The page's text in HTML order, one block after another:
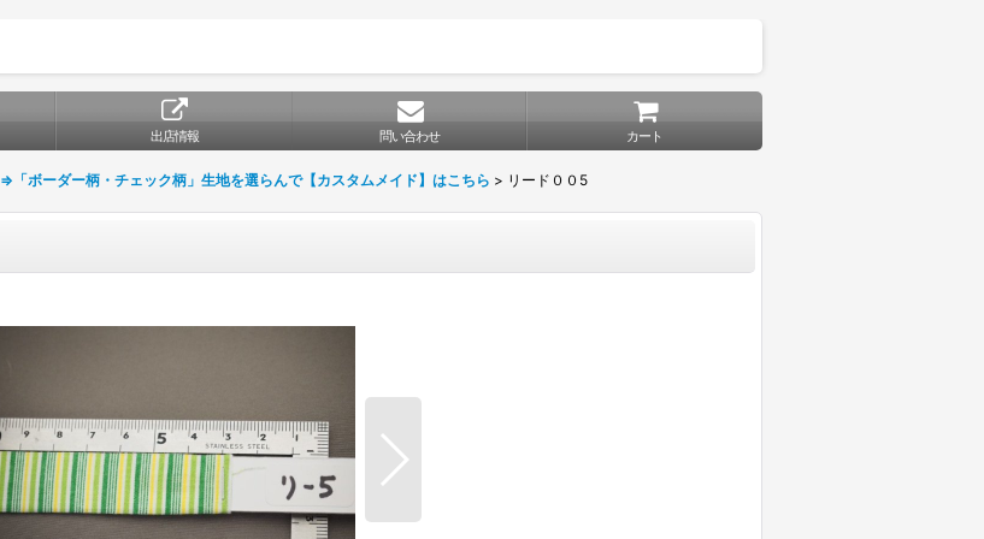
出店情報 問い合わせ カート
⇒「ボーダー柄・チェック柄」生地を選らんで【カスタムメイド】はこちら > リード００5